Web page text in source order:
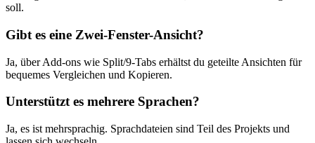
soll.
Gibt es eine Zwei-Fenster-Ansicht?
Ja, über Add-ons wie Split/9-Tabs erhältst du geteilte Ansichten für
bequemes Vergleichen und Kopieren.
Unterstützt es mehrere Sprachen?
Ja, es ist mehrsprachig. Sprachdateien sind Teil des Projekts und